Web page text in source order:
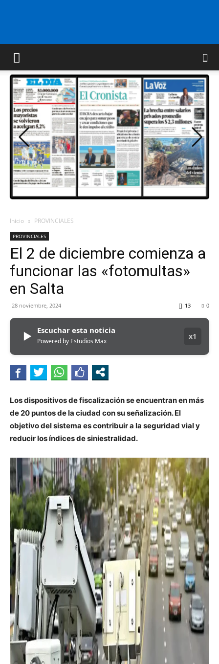
FM
GOLD
ORAN
107.1
Inicio PROVINCIALES
PROVINCIALES
El 2 de diciembre comienza a
funcionar las «fotomultas»
en Salta
28 noviembre, 2024 0
13
▶ Escuchar esta noticia
Powered by Estudios Max
x1
Los dispositivos de fiscalización se encuentran en más
de 20 puntos de la ciudad con su señalización. El
objetivo del sistema es contribuir a la seguridad vial y
reducir los índices de siniestralidad.